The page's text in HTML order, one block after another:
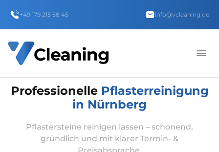
+49 179 215 58 45 info@vcleaning.de
Professionelle Pflasterreinigung
in Nürnberg
Pflastersteine reinigen lassen – schonend,
gründlich und mit klarer Termin- &